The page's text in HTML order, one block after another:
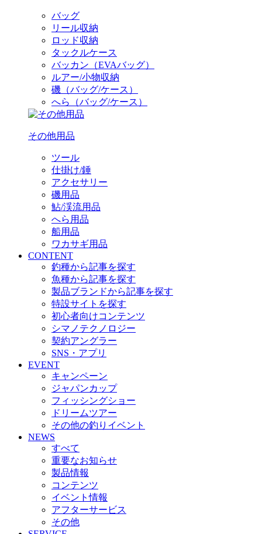
バッグ
リール収納
ロッド収納
タックルケース
バッカン（EVAバッグ）
ルアー/小物収納
磯（バッグ/ケース）
へら（バッグ/ケース）
その他用品
ツール
仕掛け/錘
アクセサリー
磯用品
鮎/渓流用品
へら用品
船用品
ワカサギ用品
CONTENT
釣種から記事を探す
魚種から記事を探す
製品ブランドから記事を探す
特設サイトを探す
初心者向けコンテンツ
シマノテクノロジー
契約アングラー
SNS・アプリ
EVENT
キャンペーン
ジャパンカップ
フィッシングショー
ドリームツアー
その他の釣りイベント
NEWS
すべて
重要なお知らせ
製品情報
コンテンツ
イベント情報
アフターサービス
その他